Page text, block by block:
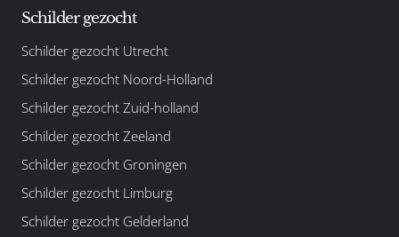
Schilder gezocht
Schilder gezocht Utrecht
Schilder gezocht Noord-Holland
Schilder gezocht Zuid-holland
Schilder gezocht Zeeland
Schilder gezocht Groningen
Schilder gezocht Limburg
Schilder gezocht Gelderland